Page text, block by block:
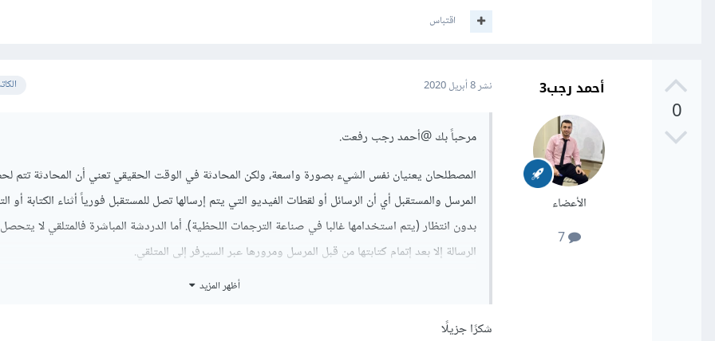
اقتباس
0
أحمد رجب3
الأعضاء
7
نشر8 أبريل 2020
مرحباً بك@أحمد رجب رفعت.
المصطلحان يعنيان نفس الشيء بصورة واسعة، ولكن المحادثة في الوقت الحقيقي تعني أن المحادثة تتم
المرسل والمستقبل أي أن الرسائل أو لقطات الفيديو التي يتم إرسالها تصل للمستقبل فورياً أثناء الكتابة أو
بدون انتظار (يتم استخدامها غالبا في صناعة الترجمات اللحظية). أما الدردشة المباشرة فالمتلقي لا
الرسالة إلا بعد إتمام كتابتها من قبل المرسل ومرورها عبر السيرفر إلى المتلقي.
أظهر المزيد
شكرًا جزيلًا